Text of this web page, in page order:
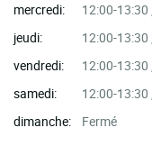
mercredi:
12:00-13:30
jeudi:
12:00-13:30
vendredi:
12:00-13:30
samedi:
12:00-13:30
dimanche:
Fermé